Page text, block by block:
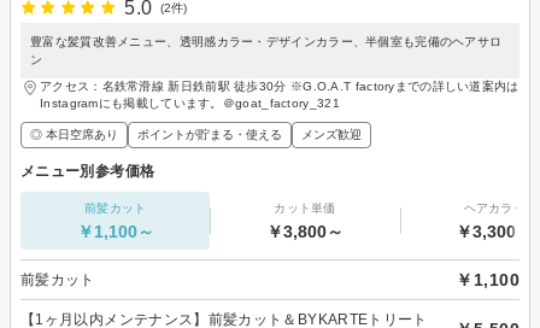
5.0
(2件)
豊富な髪質改善メニュー、透明感カラー・デザインカラー、半個室も完備のヘアサロ
ン
アクセス：名鉄常滑線 新日鉄前駅 徒歩30分 ※G.O.A.T factoryまでの詳しい道案内は
Instagramにも掲載しています。＠goat_factory_321
◎ 本日空席あり ポイントが貯まる・使える メンズ歓迎
メニュー別参考価格
前髪カット
￥1,100～
カット単価
￥3,800～
ヘアカラー
￥3,300～
前髪カット ￥1,100
【1ヶ月以内メンテナンス】前髪カット＆BYKARTEトリート